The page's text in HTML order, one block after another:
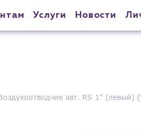
Услуги Новости
авт. RS 1" (левый)